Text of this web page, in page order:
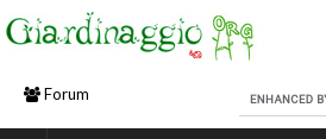
Forum